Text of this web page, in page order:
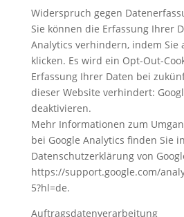
Widerspruch gegen
Sie können die Erfassung Ihrer
Analytics verhindern, indem Sie
klicken. Es wird ein Opt-Out-
Erfassung Ihrer Daten bei
dieser Website verhindert:
deaktivieren.
Mehr Informationen zum
bei Google Analytics finden Sie
Datenschutzerklärung von
https://support.google.com/
5?hl=de.
Auftragsdatenverarbeitung